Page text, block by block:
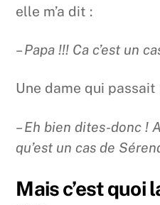
elle m’a dit :
– Papa !!! Ca c’est un
Une dame qui passait
– Eh bien dites-donc !
qu’est un cas de
Mais c’est quoi